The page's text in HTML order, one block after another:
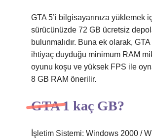
GTA 5’i bilgisayarınıza yüklemek
sürücünüzde 72 GB ücretsiz
bulunmalıdır. Buna ek olarak, GTA
ihtiyaç duyduğu minimum RAM
oyunu koşu ve yüksek FPS ile
8 GB RAM önerilir.
GTA 1 kaç GB?
İşletim Sistemi: Windows 2000 /